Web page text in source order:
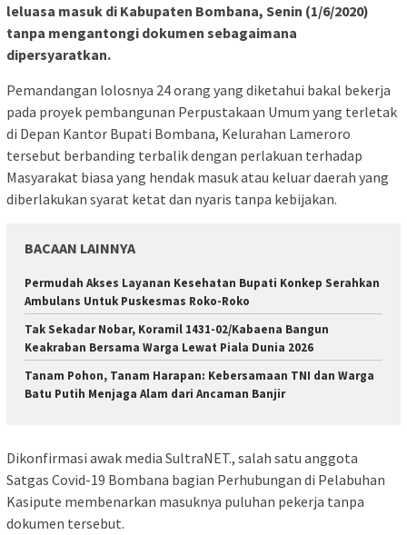
leluasa masuk di Kabupaten Bombana, Senin (1/6/2020)
tanpa mengantongi dokumen sebagaimana
dipersyaratkan.
Pemandangan lolosnya 24 orang yang diketahui bakal bekerja
pada proyek pembangunan Perpustakaan Umum yang terletak
di Depan Kantor Bupati Bombana, Kelurahan Lameroro
tersebut berbanding terbalik dengan perlakuan terhadap
Masyarakat biasa yang hendak masuk atau keluar daerah yang
diberlakukan syarat ketat dan nyaris tanpa kebijakan.
BACAAN LAINNYA
Permudah Akses Layanan Kesehatan Bupati Konkep Serahkan
Ambulans Untuk Puskesmas Roko-Roko
Tak Sekadar Nobar, Koramil 1431-02/Kabaena Bangun
Keakraban Bersama Warga Lewat Piala Dunia 2026
Tanam Pohon, Tanam Harapan: Kebersamaan TNI dan Warga
Batu Putih Menjaga Alam dari Ancaman Banjir
Dikonfirmasi awak media SultraNET., salah satu anggota
Satgas Covid-19 Bombana bagian Perhubungan di Pelabuhan
Kasipute membenarkan masuknya puluhan pekerja tanpa
dokumen tersebut.